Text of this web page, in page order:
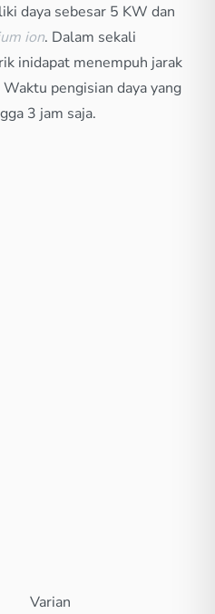
daya sebesar 5 KW dan
ion. Dalam sekali
inidapat menempuh jarak
pengisian daya yang
3 jam saja.
Varian